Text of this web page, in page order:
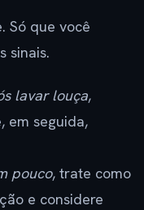
Só que você
sinais.
lavar louça,
em seguida,
pouco, trate como
e considere